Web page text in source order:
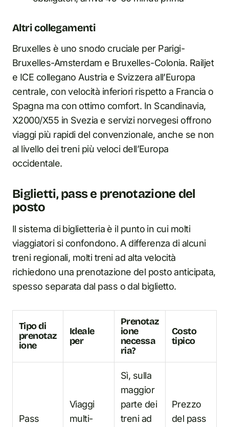
Altri collegamenti
Bruxelles è uno snodo cruciale per Parigi-
Bruxelles-Amsterdam e Bruxelles-Colonia. Railjet
e ICE collegano Austria e Svizzera all’Europa
centrale, con velocità inferiori rispetto a Francia o
Spagna ma con ottimo comfort. In Scandinavia,
X2000/X55 in Svezia e servizi norvegesi offrono
viaggi più rapidi del convenzionale, anche se non
al livello dei treni più veloci dell’Europa
occidentale.
Biglietti, pass e prenotazione del
posto
Il sistema di biglietteria è il punto in cui molti
viaggiatori si confondono. A differenza di alcuni
treni regionali, molti treni ad alta velocità
richiedono una prenotazione del posto anticipata,
spesso separata dal pass o dal biglietto.
Tipo di
prenotaz
ione
Ideale
per
Prenotaz
ione
necessa
ria?
Costo
tipico
Pass
Viaggi
multi-
Sì, sulla
maggior
parte dei
treni ad
Prezzo
del pass